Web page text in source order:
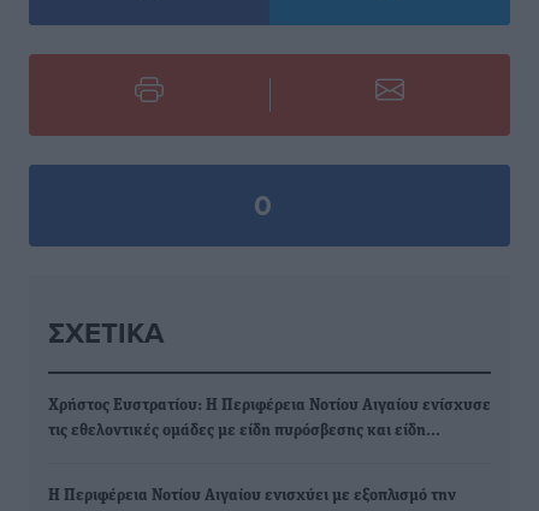
0
ΣΧΕΤΙΚΆ
Χρήστος Ευστρατίου: Η Περιφέρεια Νοτίου Αιγαίου ενίσχυσε
τις εθελοντικές ομάδες με είδη πυρόσβεσης και είδη…
Η Περιφέρεια Νοτίου Αιγαίου ενισχύει με εξοπλισμό την